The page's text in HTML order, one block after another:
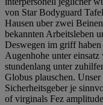
von Star Bodyguard
Hausen uber zwei
bekannten Arbeitsleben
Deswegen im griff
Augenhohe unter
stundenlang unter
Globus plauschen.
Sicherheitsgeber je
of virginals Fez